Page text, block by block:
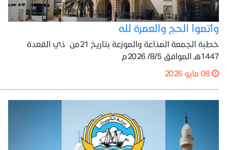
وأتموا الحج والعمرة لله
خطبة الجمعة المذاعة والموزعة بتاريخ 21من ذي القعدة
1447هـ الموافق 8/5/ 2026م